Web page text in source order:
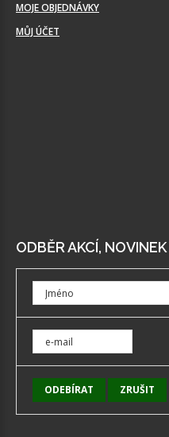
MOJE OBJEDNÁVKY
MŮJ ÚČET
ODBĚR AKCÍ, NOVINEK